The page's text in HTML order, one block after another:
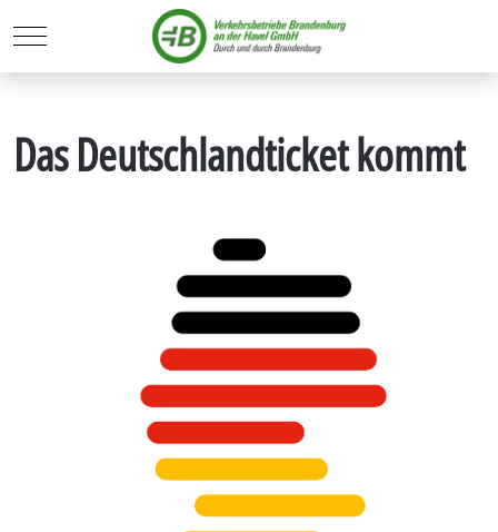
Mobile Menu Toggle
Das Deutschlandticket kommt